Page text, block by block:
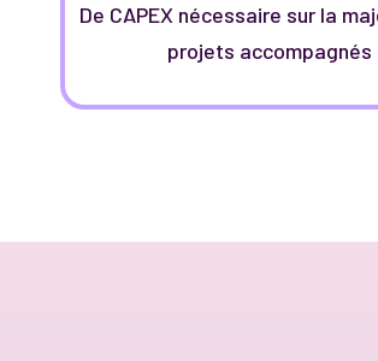
De CAPEX nécessaire sur la
projets accompagnés